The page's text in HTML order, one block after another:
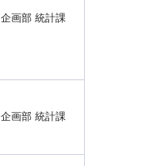
企画部 統計課
企画部 統計課